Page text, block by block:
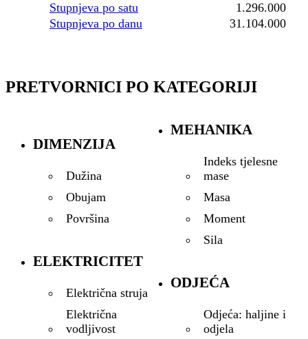
Stupnjeva po satu
1.296.000
Stupnjeva po danu
31.104.000
PRETVORNICI PO KATEGORIJI
DIMENZIJA
Dužina
Obujam
Površina
ELEKTRICITET
Električna struja
Električna
vodljivost
MEHANIKA
Indeks tjelesne
mase
Masa
Moment
Sila
ODJEĆA
Odjeća: haljine i
odjela